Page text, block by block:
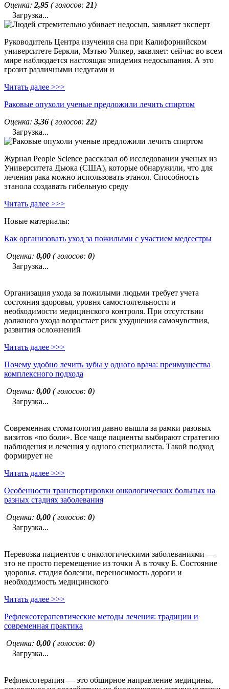
Оценка: 2,95 ( голосов: 21)
Загрузка...
Руководитель Центра изучения сна при Калифорнийском
университете Беркли, Мэтью Уолкер, заявляет: сейчас во всем
мире наблюдается настоящая эпидемия недосыпания. А это
грозит различными недугами и
Читать далее >>>
Раковые опухоли ученые предложили лечить спиртом
Оценка: 3,36 ( голосов: 22)
Загрузка...
Журнал People Science рассказал об исследовании ученых из
Университета Дьюка (США), которые обнаружили, что для
лечения рака можно использовать этанол. Способность
этанола создавать гибельную среду
Читать далее >>>
Новые материалы:
Как организовать уход за пожилыми с участием медсестры
Оценка: 0,00 ( голосов: 0)
Загрузка...
Организация ухода за пожилыми людьми требует учета
состояния здоровья, уровня самостоятельности и
необходимости медицинского контроля. При отсутствии
должного ухода возрастает риск ухудшения самочувствия,
развития осложнений
Читать далее >>>
Почему удобно лечить зубы у одного врача: преимущества
комплексного подхода
Оценка: 0,00 ( голосов: 0)
Загрузка...
Современная стоматология давно вышла за рамки разовых
визитов «по боли». Все чаще пациенты выбирают стратегию
наблюдения и лечения у одного специалиста. Такой подход
формирует не
Читать далее >>>
Особенности транспортировки онкологических больных на
разных стадиях заболевания
Оценка: 0,00 ( голосов: 0)
Загрузка...
Перевозка пациентов с онкологическими заболеваниями —
это не просто перемещение из точки А в точку Б. Состояние
здоровья, стадия болезни, переносимость дороги и
необходимость медицинского
Читать далее >>>
Рефлексотерапевтические методы лечения: традиции и
современная практика
Оценка: 0,00 ( голосов: 0)
Загрузка...
Рефлексотерапия — это обширное направление медицины,